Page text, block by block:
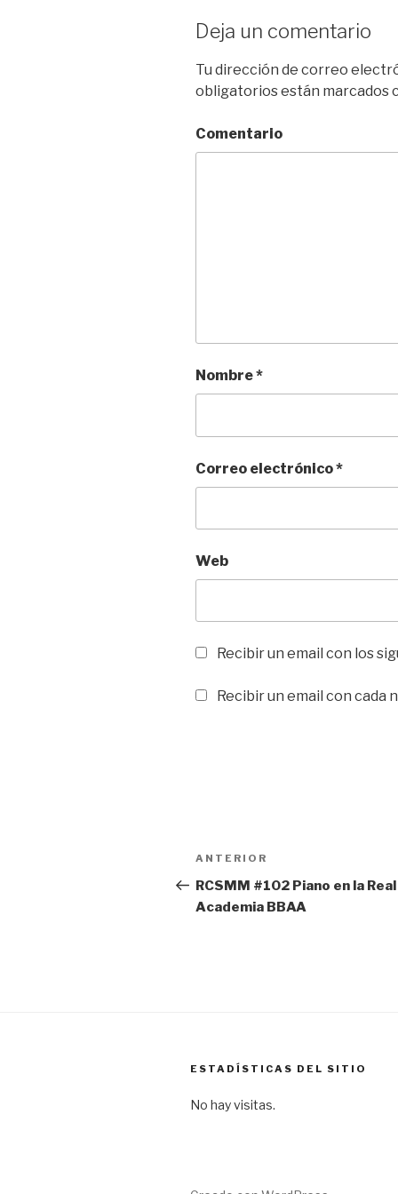
Deja un comentario
Tu dirección de correo
obligatorios están marcados
Comentario
Nombre*
Correo electrónico*
Web
Recibir un email con los
Recibir un email con cada
Navegación
de
entradas
Entrada
anterior:
ANTERIOR
RCSMM #102 Piano en la Real
Academia BBAA
ESTADÍSTICAS DEL SITIO
No hay visitas.